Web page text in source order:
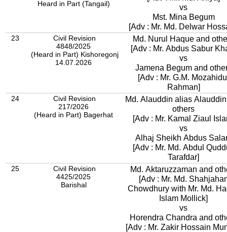
Heard in Part (Tangail)
vs
Mst. Mina Begum
[Adv : Mr. Md. Delwar
23
Civil Revision
4848/2025
(Heard in Part) Kishoregonj
14.07.2026
Md. Nurul Haque and
[Adv : Mr. Abdus Sabur
vs
Jamena Begum and
[Adv : Mr. G.M.
Rahman]
24
Civil Revision
217/2026
(Heard in Part) Bagerhat
Md. Alauddin alias
others
[Adv : Mr. Kamal Ziaul
vs
Alhaj Sheikh Abdus
[Adv : Mr. Md. Abdul
Tarafdar]
25
Civil Revision
4425/2025
Barishal
Md. Aktaruzzaman and
[Adv : Mr. Md.
Chowdhury with Mr. Md.
Islam Mollick]
vs
Horendra Chandra and
[Adv : Mr. Zakir Hossain